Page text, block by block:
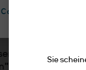
Kunde/
Sie bitte die
klicken, dass
Sie
Cookie-Einstellungen